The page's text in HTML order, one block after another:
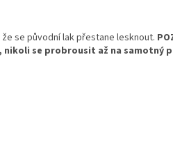
se původní lak přestane lesknout.
se probrousit až na samotný